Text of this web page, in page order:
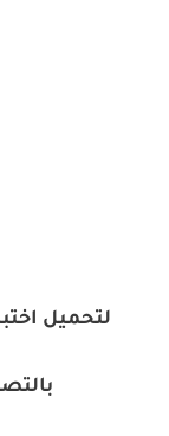
لتحميل